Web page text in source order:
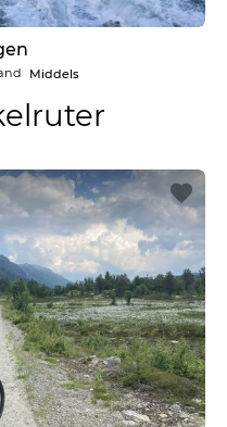
Middels